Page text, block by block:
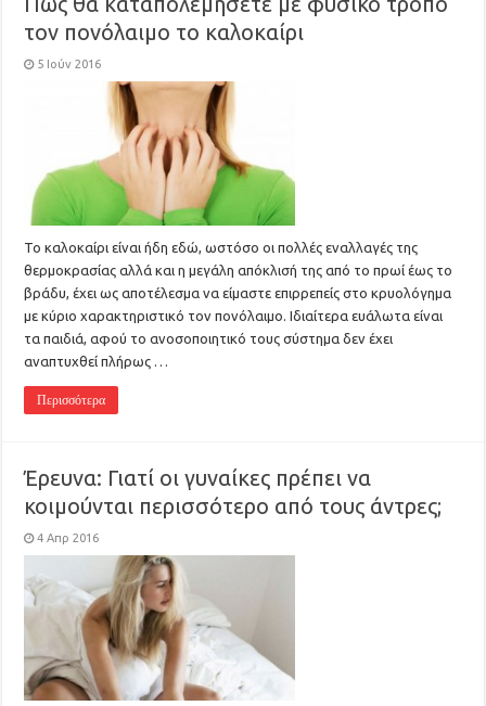
τον πονόλαιμο το καλοκαίρι
5 Ιούν 2016
Το καλοκαίρι είναι ήδη εδώ, ωστόσο οι πολλές εναλλαγές της
θερμοκρασίας αλλά και η μεγάλη απόκλισή της από το πρωί έως το
βράδυ, έχει ως αποτέλεσμα να είμαστε επιρρεπείς στο κρυολόγημα
με κύριο χαρακτηριστικό τον πονόλαιμο. Ιδιαίτερα ευάλωτα είναι
τα παιδιά, αφού το ανοσοποιητικό τους σύστημα δεν έχει
αναπτυχθεί πλήρως …
Περισσότερα
Έρευνα: Γιατί οι γυναίκες πρέπει να
κοιμούνται περισσότερο από τους άντρες;
4 Απρ 2016